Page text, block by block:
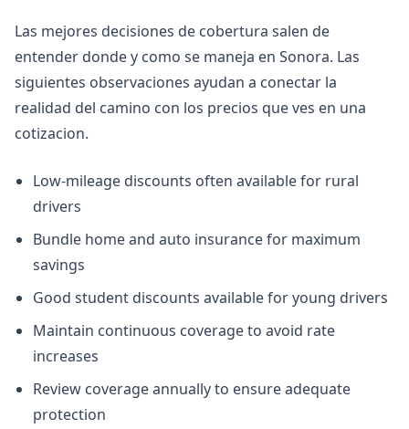
Las mejores decisiones de cobertura salen de
entender donde y como se maneja en Sonora. Las
siguientes observaciones ayudan a conectar la
realidad del camino con los precios que ves en una
cotizacion.
Low-mileage discounts often available for rural
drivers
Bundle home and auto insurance for maximum
savings
Good student discounts available for young drivers
Maintain continuous coverage to avoid rate
increases
Review coverage annually to ensure adequate
protection